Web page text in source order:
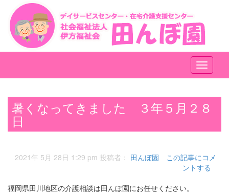
メ
ニ
ー
暑くなってきました ３年５月２８
日
2021年 5月 28日 1:29 pm 投稿者： 田んぼ園
この記事にコメ
ントする
福岡県田川地区の介護相談は田んぼ園にお任せください。